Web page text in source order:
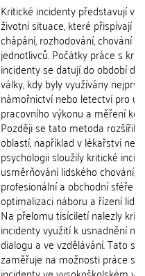
Kritické incidenty představují
životní situace, které přispívají k
chápání, rozhodování, chování a
jednotlivců. Počátky práce s
incidenty se datují do období
války, kdy byly využívány
námořnictví nebo letectví pro
pracovního výkonu a měření
Později se tato metoda rozšířila
oblastí, například v lékařství
psychologii sloužily kritické
usměrňování lidského chování, v
profesionální a obchodní sféře
optimalizaci náboru a řízení
Na přelomu tisíciletí nalezly
incidenty využití k usnadnění
dialogu a ve vzdělávání. Tato
zaměřuje na možnosti práce s